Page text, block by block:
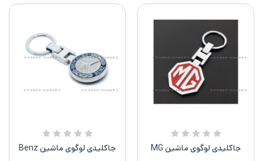
جاکلیدی لوگوی ماشین MG جاکلیدی لوگوی ماشین Benz